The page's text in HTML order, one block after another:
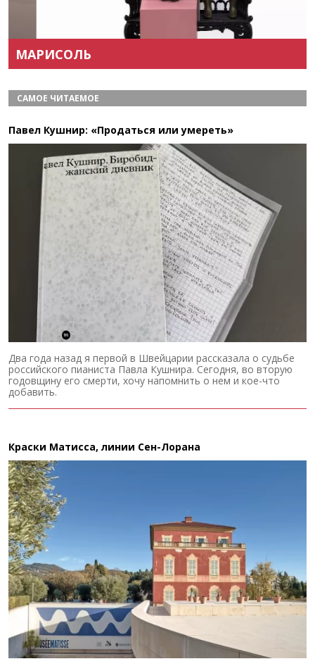
МАРИСОЛЬ
САМОЕ ЧИТАЕМОЕ
Павел Кушнир: «Продаться или умереть»
Два года назад я первой в Швейцарии рассказала о судьбе
российского пианиста Павла Кушнира. Сегодня, во вторую
годовщину его смерти, хочу напомнить о нем и кое-что
добавить.
Краски Матисса, линии Сен-Лорана